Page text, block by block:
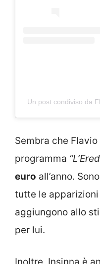
Un post condiviso da
Sembra che
programma
euro all’anno.
tutte le
aggiungono allo
per lui.